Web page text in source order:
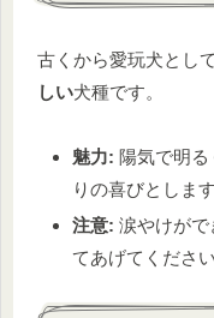
古くから愛玩犬とし
しい犬種です。
魅力: 陽気で明
りの喜びとします
注意: 涙やけが
てあげてください